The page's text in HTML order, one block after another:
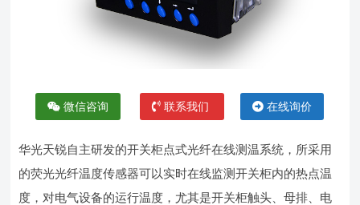
微信咨询 联系我们 在线询价
华光天锐自主研发的开关柜点式光纤在线测温系统，所采用
的荧光光纤温度传感器可以实时在线监测开关柜内的热点温
度，对电气设备的运行温度，尤其是开关柜触头、母排、电